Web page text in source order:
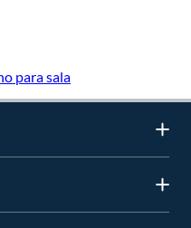
para sala